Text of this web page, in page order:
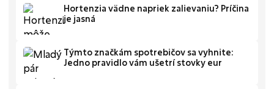
Hortenzia vädne napriek zalievaniu? Príčina
je jasná
Týmto značkám spotrebičov sa vyhnite:
Jedno pravidlo vám ušetrí stovky eur